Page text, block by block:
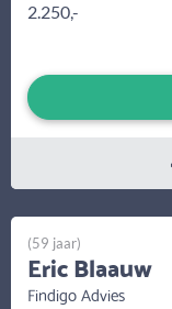
2.250,-
(59 jaar)
Eric Blaauw
Findigo Advies